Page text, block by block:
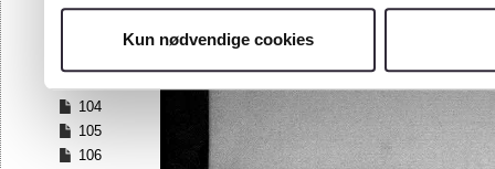
Kun nødvendige cookies
100
104
105
106